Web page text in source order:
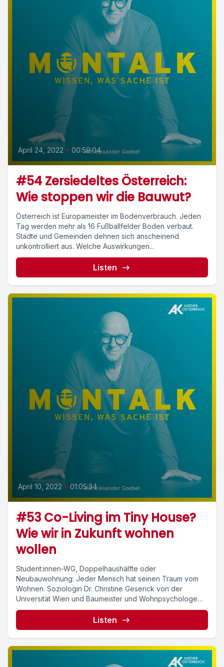
April 24, 2022 • 00:59:04
#54 Zersiedeltes Österreich:
Wie stoppen wir die Bauwut?
Österreich ist Europameister im Bodenverbrauch. Jeden
Tag werden mehr als 16 Fußballfelder Boden verbaut.
Städte und Gemeinden dehnen sich anscheinend
unkontrolliert aus. Welche Auswirkungen...
Listen
April 10, 2022 • 01:05:34
#53 Co-Living im Tiny House?
Wie wir in Zukunft wohnen
wollen
Student:innen-WG, Doppelhaushälfte oder
Neubauwohnung: Jeder Mensch hat seinen Traum vom
Wohnen. Soziologin Dr. Christine Geserick von der
Universität Wien und Baumeister und Wohnpsychologe
Mag....
Listen